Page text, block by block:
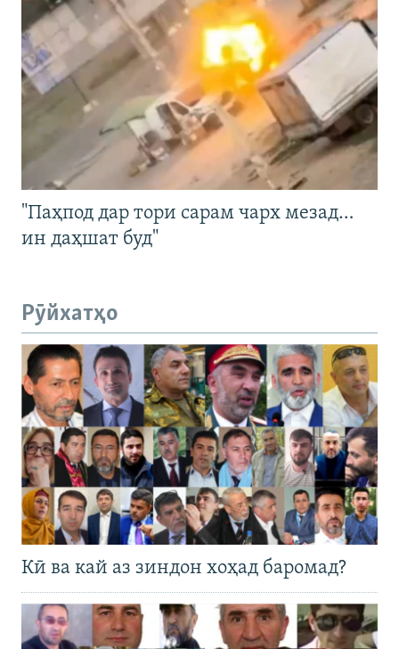
"Паҳпод дар тори сарам чарх мезад…
ин даҳшат буд"
Рӯйхатҳо
Кӣ ва кай аз зиндон хоҳад баромад?